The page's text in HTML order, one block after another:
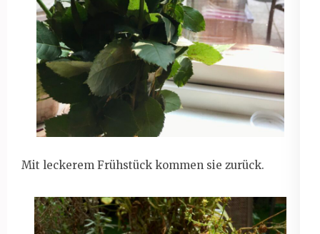
Mit leckerem Frühstück kommen sie zurück.